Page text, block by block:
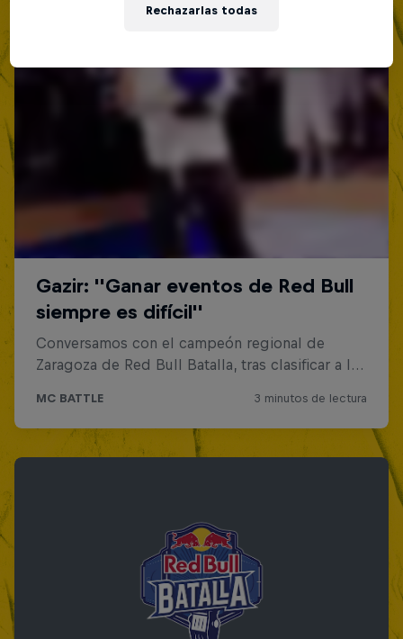
Rechazarlas todas